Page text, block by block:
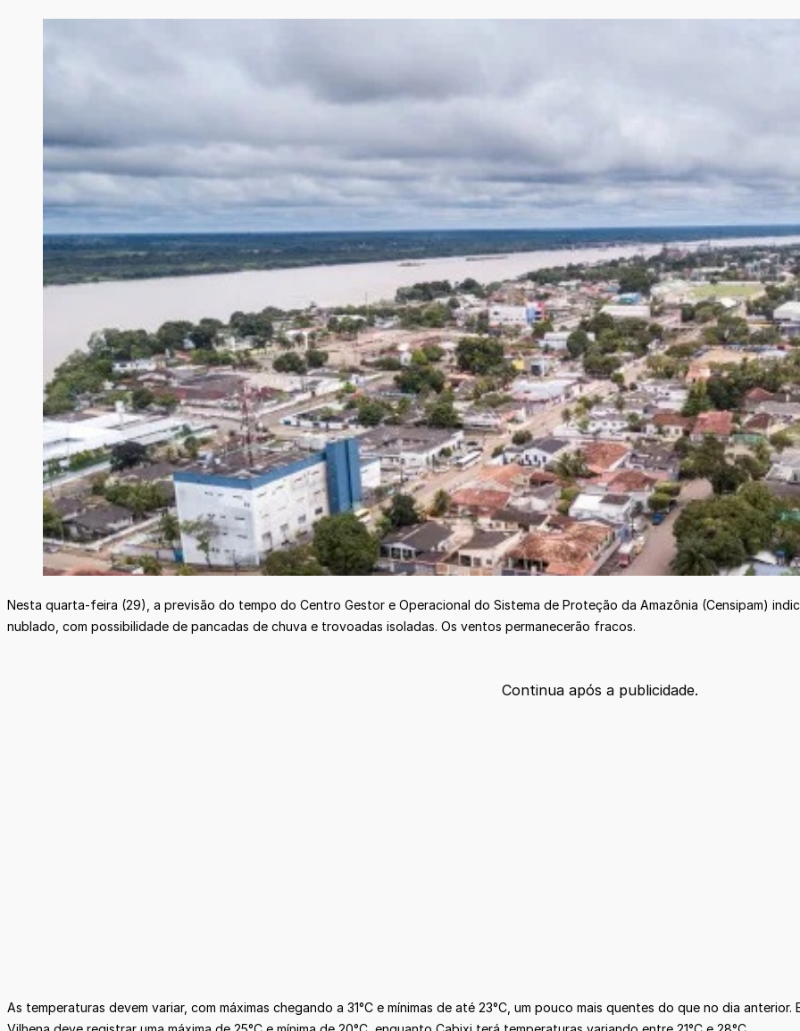
Nesta quarta-feira (29), a previsão do tempo do Centro Gestor e Operacional do Sistema de Proteção da Amazônia (Censipam)
nublado, com possibilidade de pancadas de chuva e trovoadas isoladas. Os ventos permanecerão fracos.
Continua após a publicidade.
As temperaturas devem variar, com máximas chegando a 31°C e mínimas de até 23°C, um pouco mais quentes do que no dia anterior.